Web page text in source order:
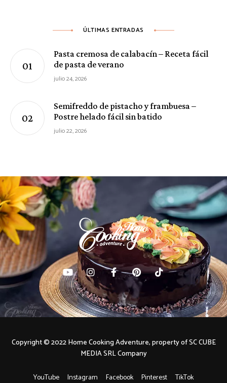
ÚLTIMAS ENTRADAS
Pasta cremosa de calabacín – Receta fácil
de pasta de verano
julio 24, 2026
Semifreddo de pistacho y frambuesa –
Postre helado fácil sin batido
julio 22, 2026
YouTube Instagram Facebook Pinterest TikTok
Copyright © 2022 Home Cooking Adventure, property of SC CUBE
MEDIA SRL Company